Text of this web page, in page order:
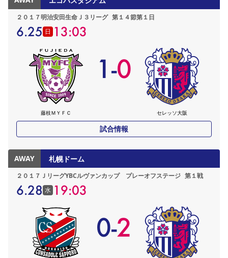
２０１７明治安田生命Ｊ３リーグ 第１４節第１日
6.25 日 13:03
藤枝ＭＹＦＣ
1-0
セレッソ大阪
試合情報
AWAY 札幌ドーム
２０１７ＪリーグYBCルヴァンカップ プレーオフステージ 第１戦
6.28 水 19:03
0-2